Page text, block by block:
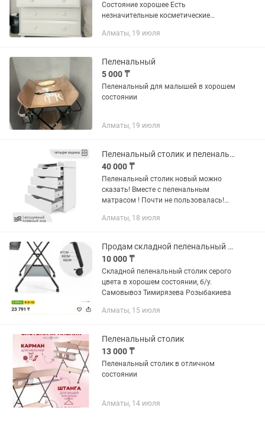
Состояние хорошее Есть
незначительные косметические
Алматы, 19 июля
Пеленальный
5 000 ₸
Пеленальный для малышей в хорошем
состоянии
Алматы, 19 июля
Пеленальный столик и пеленальный матрас ! Все в хорошем состоянии!
40 000 ₸
Пеленальный столик новый можно
сказать! Вместе с пеленальным
матрасом ! Почти не пользовалась!
Алматы, 18 июля
Продам складной пеленальный столик
10 000 ₸
Складной пеленальный столик серого
цвета в хорошем состоянии, б/у.
Самовывоз Тимирязева Розыбакиева
Алматы, 15 июля
Пеленальный столик
13 000 ₸
Пеленальный столик в отличном
состоянии
Алматы, 14 июля